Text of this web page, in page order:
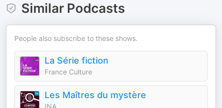
Similar Podcasts
People also subscribe to these shows.
La Série fiction
France Culture
Les Maîtres du mystère
INA